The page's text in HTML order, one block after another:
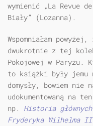
wymienić „La Revue
Biały” (Lozanna).
Wspomniałam
dwukrotnie z tej
Pokojowej w Paryżu.
to książki były jemu
domysły, bowiem nie
udokumentowaną na
np. Historia głównych
Fryderyka Wilhelma